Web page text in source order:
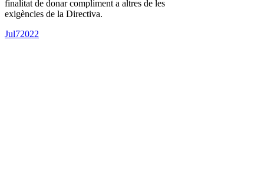
finalitat de donar compliment a altres de les
exigències de la Directiva.
Jul72022